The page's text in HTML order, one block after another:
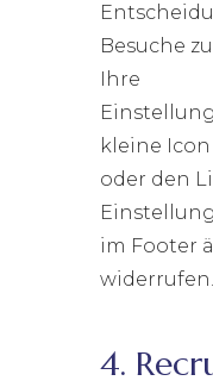
Besuche
Ihre
kleine
oder den
im Footer
widerrufen.
4.